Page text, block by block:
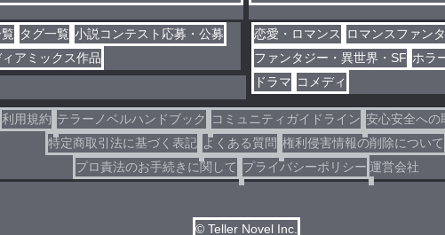
タグ一覧 小説コンテスト応募・公募
アミックス作品
恋愛・ロマンス
ロマンスファン
ファンタジー・異世界・SF ホラ
ドラマ コメディ
利用規約 テラーノベルハンドブック コミュニティガイドライン 安心安全への
特定商取引法に基づく表記 よくある質問 権利侵害情報の削除について
プロ責法のお手続きに関して プライバシーポリシー 運営会社
© Teller Novel Inc.